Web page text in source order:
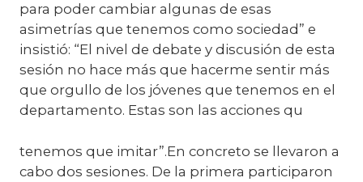
para poder cambiar algunas de esas
asimetrías que tenemos como sociedad” e
insistió: “El nivel de debate y discusión de esta
sesión no hace más que hacerme sentir más
que orgullo de los jóvenes que tenemos en el
departamento. Estas son las acciones qu
tenemos que imitar”.En concreto se llevaron a
cabo dos sesiones. De la primera participaron